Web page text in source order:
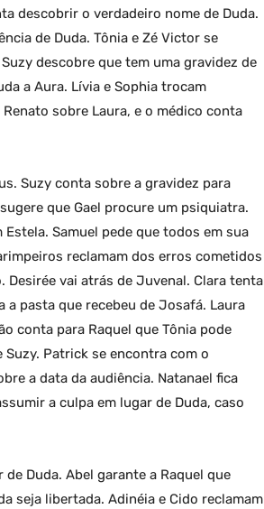
descobrir o verdadeiro nome de Duda.
de Duda. Tônia e Zé Victor se
descobre que tem uma gravidez de
a Aura. Lívia e Sophia trocam
sobre Laura, e o médico conta
Suzy conta sobre a gravidez para
que Gael procure um psiquiatra.
Samuel pede que todos em sua
reclamam dos erros cometidos
Desirée vai atrás de Juvenal. Clara tenta
a pasta que recebeu de Josafá. Laura
conta para Raquel que Tônia pode
Patrick se encontra com o
a data da audiência. Natanael fica
a culpa em lugar de Duda, caso
Duda. Abel garante a Raquel que
seja libertada. Adinéia e Cido reclamam